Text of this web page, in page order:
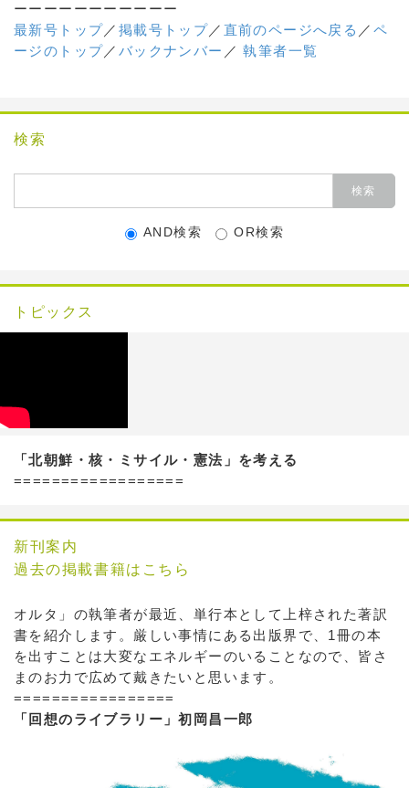
ーーーーーーーーーーー
最新号トップ／ 掲載号トップ／ 直前のページへ戻る ／ ペ
ージのトップ／ バックナンバー ／執筆者一覧
検索
AND検索 OR検索
トピックス
「北朝鮮・核・ミサイル・憲法」を考える
==================
新刊案内
過去の掲載書籍はこちら
オルタ」の執筆者が最近、単行本として上梓された著訳
書を紹介します。厳しい事情にある出版界で、1冊の本
を出すことは大変なエネルギーのいることなので、皆さ
まのお力で広めて戴きたいと思います。
=================
「回想のライブラリー」初岡昌一郎